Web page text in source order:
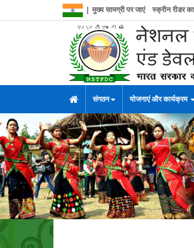
मुख्य सामग्री पर जाएं स्क्रीन रीडर
संगठन योजनाएं और कार्यक्रम